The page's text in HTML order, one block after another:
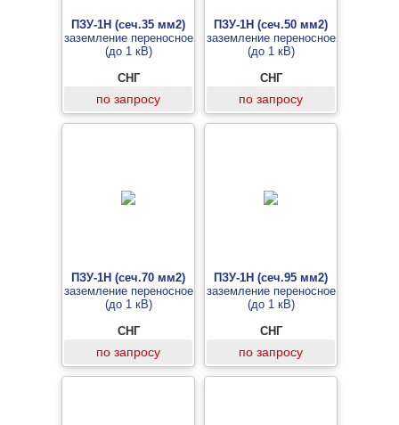
ПЗУ-1Н (сеч.35 мм2)
заземление переносное
(до 1 кВ)
СНГ
по запросу
ПЗУ-1Н (сеч.50 мм2)
заземление переносное
(до 1 кВ)
СНГ
по запросу
ПЗУ-1Н (сеч.70 мм2)
заземление переносное
(до 1 кВ)
СНГ
по запросу
ПЗУ-1Н (сеч.95 мм2)
заземление переносное
(до 1 кВ)
СНГ
по запросу